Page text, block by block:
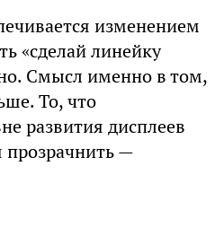
изменением
«сделай линейку
Смысл именно в том,
То, что
развития дисплеев
прозрачнить —